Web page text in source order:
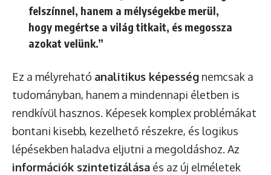
felszínnel, hanem a mélységekbe merül,
hogy megértse a világ titkait, és megossza
azokat velünk.”
Ez a mélyreható analitikus képesség nemcsak a
tudományban, hanem a mindennapi életben is
rendkívül hasznos. Képesek komplex problémákat
bontani kisebb, kezelhető részekre, és logikus
lépésekben haladva eljutni a megoldáshoz. Az
információk szintetizálása és az új elméletek